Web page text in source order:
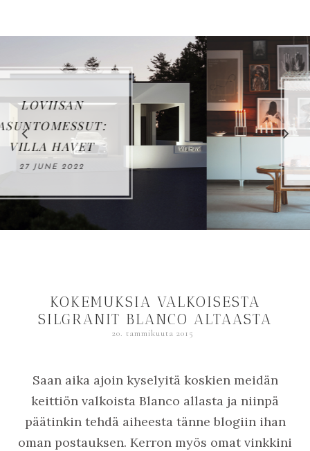
VUOSIKATSAUS
KOKEMUKSIA VALKOISESTA
SILGRANIT BLANCO ALTAASTA
20. tammikuuta 2015
Saan aika ajoin kyselyitä koskien meidän
keittiön valkoista Blanco allasta ja niinpä
päätinkin tehdä aiheesta tänne blogiin ihan
oman postauksen. Kerron myös omat vinkkini